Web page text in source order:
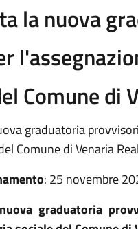
la nuova
Comune di
graduatoria
Comune di Venaria
: 25 novembre
graduatoria